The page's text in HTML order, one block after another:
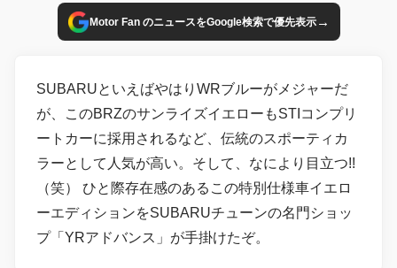
Motor Fan のニュースをGoogle検索で優先表示→
SUBARUといえばやはりWRブルーがメジャーだ
が、このBRZのサンライズイエローもSTIコンプリ
ートカーに採用されるなど、伝統のスポーティカ
ラーとして人気が高い。そして、なにより目立つ!!
（笑） ひと際存在感のあるこの特別仕様車イエロ
ーエディションをSUBARUチューンの名門ショッ
プ「YRアドバンス」が手掛けたぞ。